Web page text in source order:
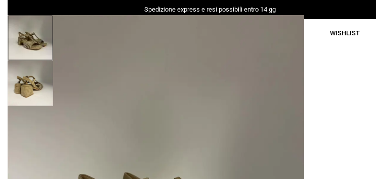
Spedizione express e resi possibili entro 14 gg
WISHLIST